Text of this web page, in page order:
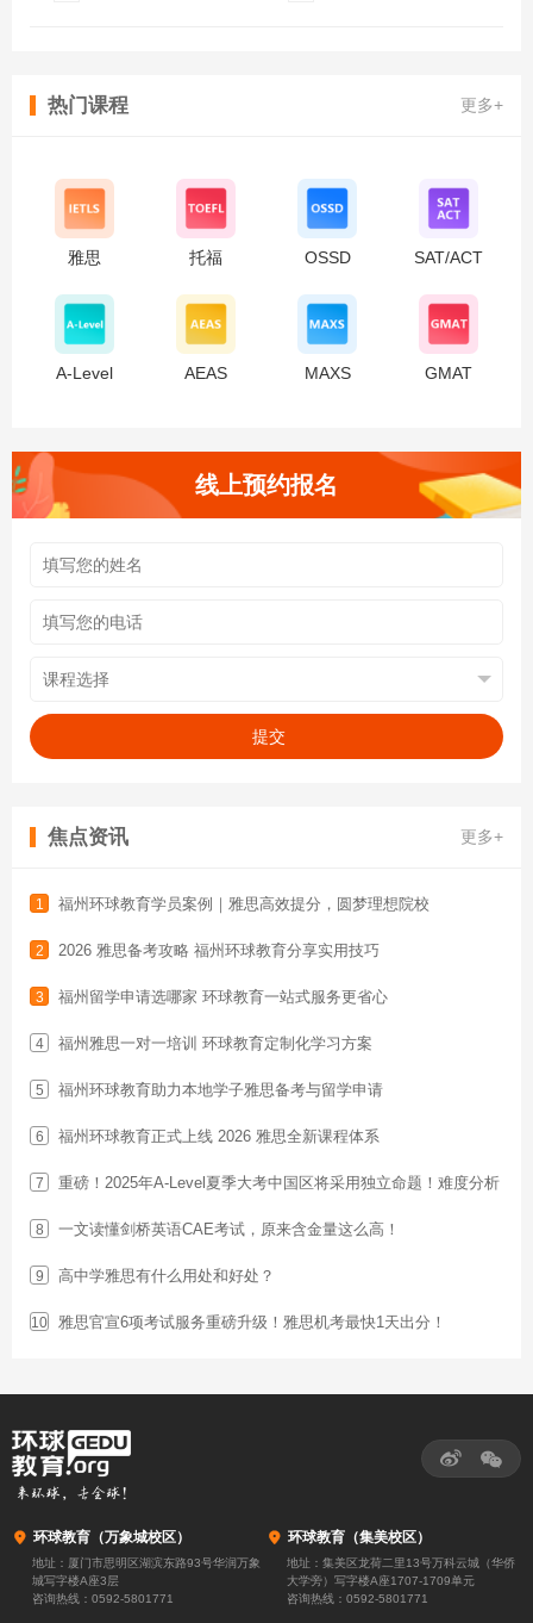
热门课程 更多+
雅思 托福 OSSD SAT/ACT
A-Level AEAS MAXS GMAT
线上预约报名
提交
焦点资讯 更多+
1 福州环球教育学员案例｜雅思高效提分，圆梦理想院校
2 2026 雅思备考攻略 福州环球教育分享实用技巧
3 福州留学申请选哪家 环球教育一站式服务更省心
4 福州雅思一对一培训 环球教育定制化学习方案
5 福州环球教育助力本地学子雅思备考与留学申请
6 福州环球教育正式上线 2026 雅思全新课程体系
7 重磅！2025年A-Level夏季大考中国区将采用独立命题！难度分析
8 一文读懂剑桥英语CAE考试，原来含金量这么高！
9 高中学雅思有什么用处和好处？
10 雅思官宣6项考试服务重磅升级！雅思机考最快1天出分！
 环球教育（万象城校区）
地址：厦门市思明区湖滨东路93号华润万象
城写字楼A座3层
咨询热线： 0592-5801771
 环球教育（集美校区）
地址：集美区龙荷二里13号万科云城（华侨
大学旁）写字楼A座1707-1709单元
咨询热线： 0592-5801771
 